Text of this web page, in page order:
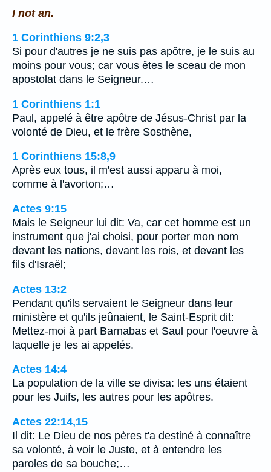
I not an.
1 Corinthiens 9:2,3
Si pour d'autres je ne suis pas apôtre, je le suis au
moins pour vous; car vous êtes le sceau de mon
apostolat dans le Seigneur.…
1 Corinthiens 1:1
Paul, appelé à être apôtre de Jésus-Christ par la
volonté de Dieu, et le frère Sosthène,
1 Corinthiens 15:8,9
Après eux tous, il m'est aussi apparu à moi,
comme à l'avorton;…
Actes 9:15
Mais le Seigneur lui dit: Va, car cet homme est un
instrument que j'ai choisi, pour porter mon nom
devant les nations, devant les rois, et devant les
fils d'Israël;
Actes 13:2
Pendant qu'ils servaient le Seigneur dans leur
ministère et qu'ils jeûnaient, le Saint-Esprit dit:
Mettez-moi à part Barnabas et Saul pour l'oeuvre à
laquelle je les ai appelés.
Actes 14:4
La population de la ville se divisa: les uns étaient
pour les Juifs, les autres pour les apôtres.
Actes 22:14,15
Il dit: Le Dieu de nos pères t'a destiné à connaître
sa volonté, à voir le Juste, et à entendre les
paroles de sa bouche;…